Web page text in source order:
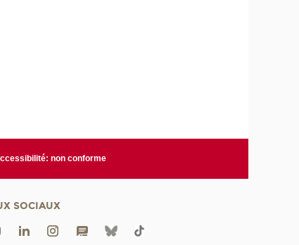
non conforme
SOCIAUX